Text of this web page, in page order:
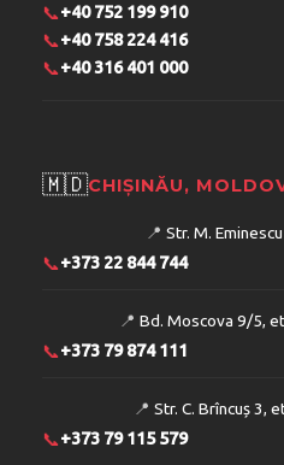
📞+40 752 199 910
📞+40 758 224 416
📞+40 316 401 000
🇲🇩CHIȘINĂU,
📍 Str. M.
📞+373 22 844 744
📍 Bd. Moscova 9/5,
📞+373 79 874 111
📍 Str. C. Brîncuș 3,
📞+373 79 115 579